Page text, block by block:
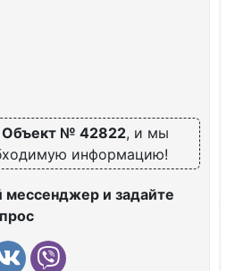
Объект № 42822, и мы
информацию!
мессенджер и задайте